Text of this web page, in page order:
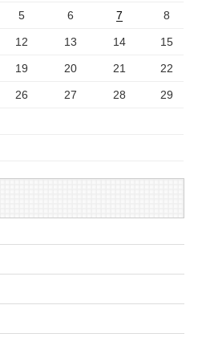
5 6 7 8
12 13 14 15
19 20 21 22
26 27 28 29